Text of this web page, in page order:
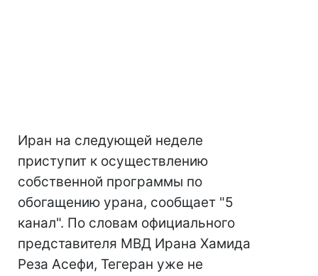
Иран на следующей неделе
приступит к осуществлению
собственной программы по
обогащению урана, сообщает "5
канал". По словам официального
представителя МВД Ирана Хамида
Реза Асефи, Тегеран уже не